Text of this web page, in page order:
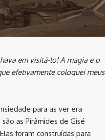
em visitá-lo! A magia e o
efetivamente coloquei meus
para as ver era
as Pirâmides de Gisé
foram construídas para